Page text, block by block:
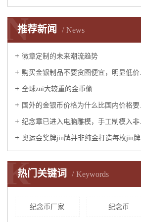
推荐新闻 News
N
徽章定制的未来潮流趋势
​购买金银制品不要贪图便宜，明显低价就会被骗
全球zui大较重的金币偷
国外的金银币价格为什么比国内价格要低吗
纪念章已进入电脑雕模，手工制模入非物质文化遗产
奥运会奖牌jin牌并非纯金打造每枚jin牌黄金只有6克其余的为白银
热门关键词 Keywords
K
纪念币厂家 纪念币